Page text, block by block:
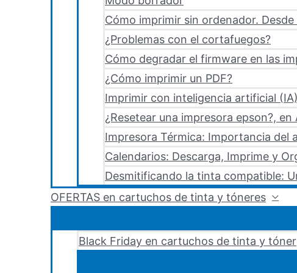
Cómo imprimir sin ordenador.
¿Problemas con el cortafuegos?
Cómo degradar el firmware en las
¿Cómo imprimir un PDF?
Imprimir con inteligencia artificial (IA)
¿Resetear una impresora epson?,
Impresora Térmica: Importancia del
Calendarios: Descarga, Imprime y
Desmitificando la tinta compatible:
OFERTAS en cartuchos de tinta y tóneres
Black Friday en cartuchos de tinta y tóner